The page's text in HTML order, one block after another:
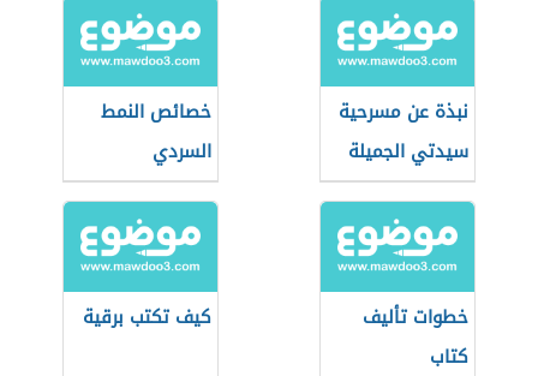
نبذة عن مسرحية
سيدتي الجميلة
خصائص النمط
السردي
خطوات تأليف
كتاب
كيف تكتب برقية